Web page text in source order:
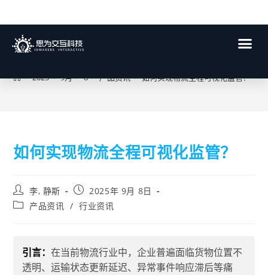
博客
> 2025 > 9月 > 8 > 产品资讯 > 如何实现物流全程可视化监管？
如何实现物流全程可视化监管？
李, 静斯
2025年 9月 8日
产品资讯 / 行业资讯
引言：在当前物流行业中，企业普遍面临货物位置不
透明、运输状态更新延迟、异常事件响应滞后等痛